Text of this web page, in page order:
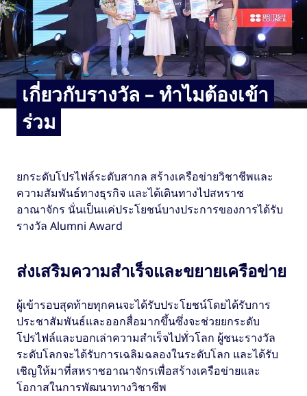
เกี่ยวกับรางวัล – ทำไมต้องเข้า
ร่วม
ยกระดับโปรไฟล์ระดับสากล สร้างเครือข่ายวิชาชีพและ
ความสัมพันธ์ทางธุรกิจ และได้เดินทางไปสหราช
อาณาจักร นั่นเป็นแค่ประโยชน์บางประการของการได้รับ
รางวัล Alumni Award
ส่งเสริมความสำเร็จและขยายเครือข่าย
ผู้เข้ารอบสุดท้ายทุกคนจะได้รับประโยชน์โดยได้รับการ
ประชาสัมพันธ์และออกสื่อมากขึ้นซึ่งจะช่วยยกระดับ
โปรไฟล์และบอกเล่าความสำเร็จไปทั่วโลก ผู้ชนะรางวัล
ระดับโลกจะได้รับการเฉลิมฉลองในระดับโลก และได้รับ
เชิญให้มาที่สหราชอาณาจักรเพื่อสร้างเครือข่ายและ
โอกาสในการพัฒนาทางวิชาชีพ